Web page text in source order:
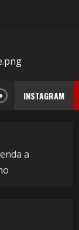
INSTAGRAM
a